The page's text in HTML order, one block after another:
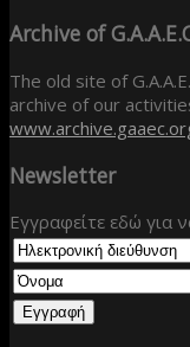
Archive of
The old site of
archive of our
Newsletter
Εγγραφείτε εδώ για